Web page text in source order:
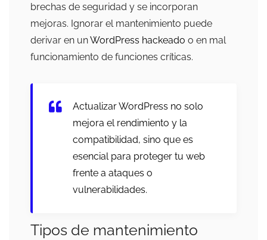
brechas de seguridad y se incorporan
mejoras. Ignorar el mantenimiento puede
derivar en unWordPress hackeado o en mal
funcionamiento de funciones críticas.
Actualizar WordPress no solo
mejora el rendimiento y la
compatibilidad, sino que es
esencial para proteger tu web
frente a ataques o
vulnerabilidades.
Tipos de mantenimiento